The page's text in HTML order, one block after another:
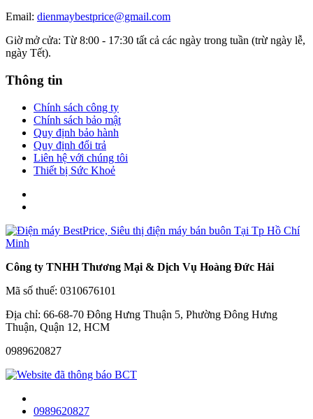
Email: dienmaybestprice@gmail.com
Giờ mở cửa: Từ 8:00 - 17:30 tất cả các ngày trong tuần (trừ ngày lễ,
ngày Tết).
Thông tin
Chính sách công ty
Chính sách bảo mật
Quy định bảo hành
Quy định đổi trả
Liên hệ với chúng tôi
Thiết bị Sức Khoẻ
Công ty TNHH Thương Mại & Dịch Vụ Hoàng Đức Hải
Mã số thuế: 0310676101
Địa chỉ: 66-68-70 Đông Hưng Thuận 5, Phường Đông Hưng
Thuận, Quận 12, HCM
0989620827
0989620827